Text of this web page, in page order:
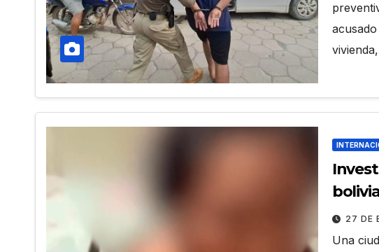
27 DE
Una